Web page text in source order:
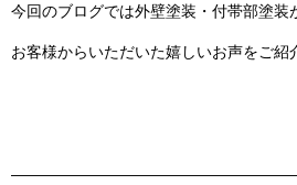
今回のブログでは外壁塗装・付帯部塗装
お客様からいただいた嬉しいお声をご紹